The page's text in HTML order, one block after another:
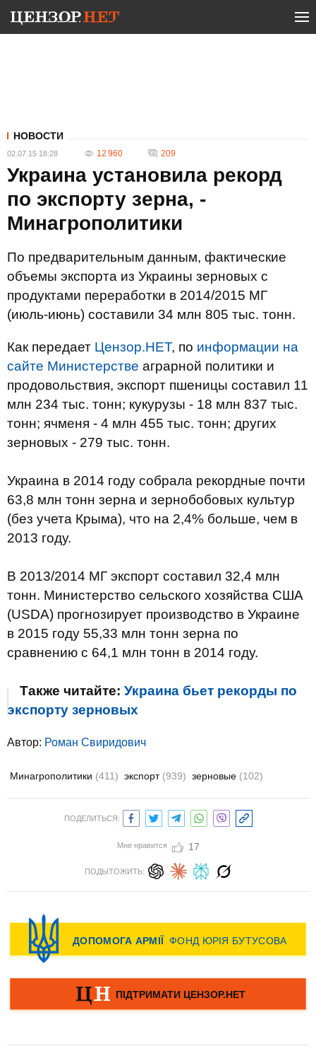
НОВОСТИ
02.07.15 18:28 12 960 209
Украина установила рекорд
по экспорту зерна, -
Минагрополитики
По предварительным данным, фактические
объемы экспорта из Украины зерновых с
продуктами переработки в 2014/2015 МГ
(июль-июнь) составили 34 млн 805 тыс. тонн.
Как передает Цензор.НЕТ, по информации на
сайте Министерстве аграрной политики и
продовольствия, экспорт пшеницы составил 11
млн 234 тыс. тонн; кукурузы - 18 млн 837 тыс.
тонн; ячменя - 4 млн 455 тыс. тонн; других
зерновых - 279 тыс. тонн.
Украина в 2014 году собрала рекордные почти
63,8 млн тонн зерна и зернобобовых культур
(без учета Крыма), что на 2,4% больше, чем в
2013 году.
В 2013/2014 МГ экспорт составил 32,4 млн
тонн. Министерство сельского хозяйства США
(USDA) прогнозирует производство в Украине
в 2015 году 55,33 млн тонн зерна по
сравнению с 64,1 млн тонн в 2014 году.
Также читайте: Украина бьет рекорды по
экспорту зерновых
Автор: Роман Свиридович
Минагрополитики (411) экспорт (939) зерновые (102)
ПОДЕЛИТЬСЯ:
Мне нравится 17
ПОДЫТОЖИТЬ: